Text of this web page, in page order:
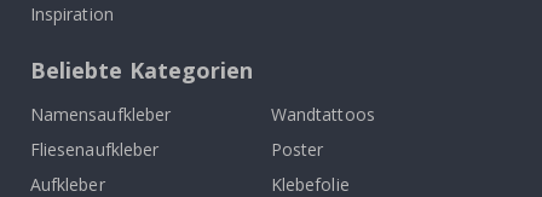
Inspiration
Beliebte Kategorien
Namensaufkleber
Wandtattoos
Fliesenaufkleber
Poster
Aufkleber
Klebefolie